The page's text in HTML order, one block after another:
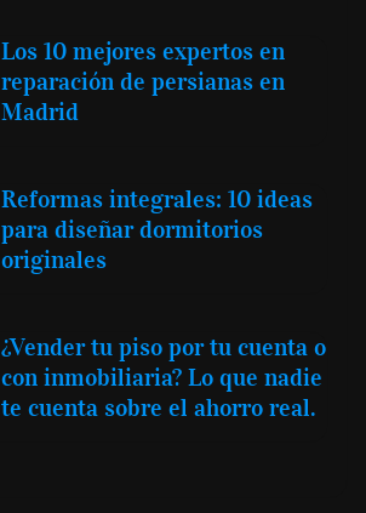
Los 10 mejores expertos en
reparación de persianas en
Madrid
Reformas integrales: 10 ideas
para diseñar dormitorios
originales
¿Vender tu piso por tu cuenta o
con inmobiliaria? Lo que nadie
te cuenta sobre el ahorro real.